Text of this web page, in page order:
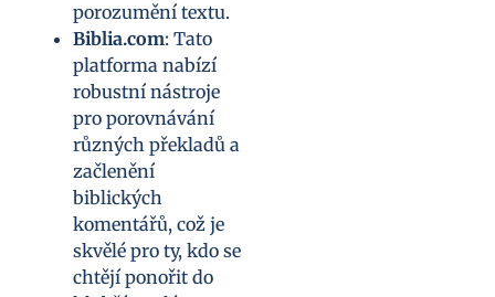
porozumění textu.
Biblia.com: Tato
platforma nabízí
robustní nástroje
pro porovnávání
různých překladů a
začlenění
biblických
komentářů, což je
skvělé pro ty, kdo se
chtějí ponořit do